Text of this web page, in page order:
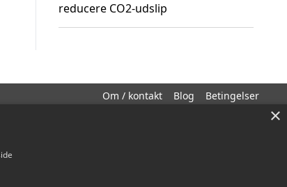
reducere CO2-udslip
Om / kontakt Blog Betingelser
×